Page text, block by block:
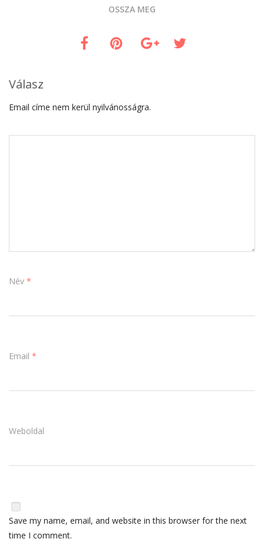
OSSZA MEG
Válasz
Email címe nem kerül nyilvánosságra.
Név *
Email *
Weboldal
Save my name, email, and website in this browser for the next
time I comment.